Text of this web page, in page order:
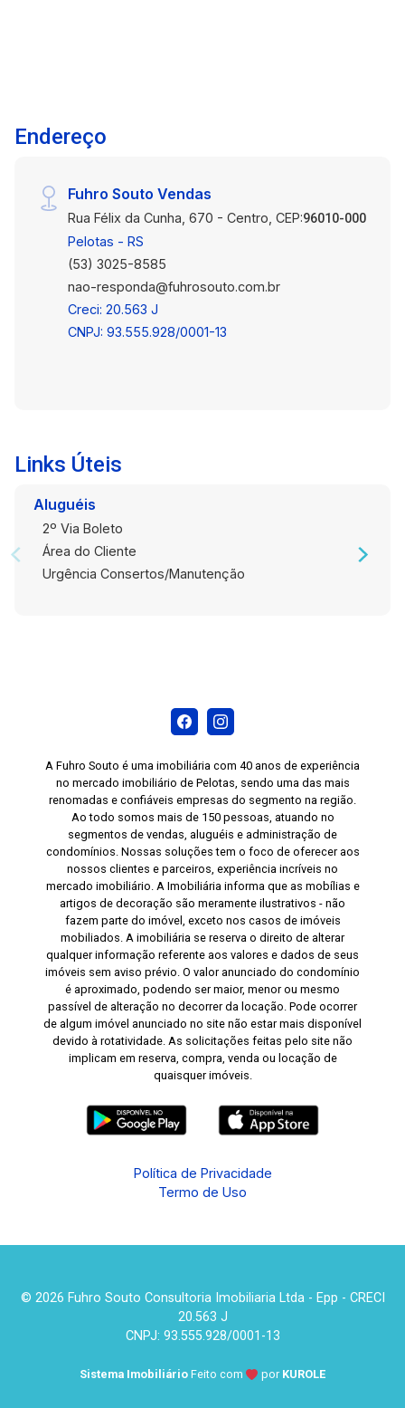
na Frente: Maior segurança e tranquilidade. *
Localização na Zona Norte: Próximo a escolas,
oportunidade de morar em uma casa que
combina espaço, segurança e localização
estratégica. Agende uma visita agora mesmo e
descubra como este imóvel pode ser o novo lar
da sua família!
Endereço
Fuhro Souto Vendas
Rua Félix da Cunha, 670 - Centro, CEP:96010-000
Pelotas - RS
(53) 3025-8585
nao-responda@fuhrosouto.com.br
Creci: 20.563 J
CNPJ: 93.555.928/0001-13
Links Úteis
Aluguéis
2º Via Boleto
Área do Cliente
Urgência Consertos/Manutenção
A Fuhro Souto é uma imobiliária com 40 anos de experiência
no mercado imobiliário de Pelotas, sendo uma das mais
renomadas e confiáveis empresas do segmento na região.
Ao todo somos mais de 150 pessoas, atuando no
segmentos de vendas, aluguéis e administração de
condomínios. Nossas soluções tem o foco de oferecer aos
nossos clientes e parceiros, experiência incríveis no
mercado imobiliário. A Imobiliária informa que as mobílias e
artigos de decoração são meramente ilustrativos - não
fazem parte do imóvel, exceto nos casos de imóveis
mobiliados. A imobiliária se reserva o direito de alterar
qualquer informação referente aos valores e dados de seus
imóveis sem aviso prévio. O valor anunciado do condomínio
é aproximado, podendo ser maior, menor ou mesmo
passível de alteração no decorrer da locação. Pode ocorrer
de algum imóvel anunciado no site não estar mais disponível
devido à rotatividade. As solicitações feitas pelo site não
implicam em reserva, compra, venda ou locação de
quaisquer imóveis.
Política de Privacidade
Termo de Uso
© 2026 Fuhro Souto Consultoria Imobiliaria Ltda - Epp - CRECI
20.563 J
CNPJ: 93.555.928/0001-13
Sistema Imobiliário Feito com por KUROLE